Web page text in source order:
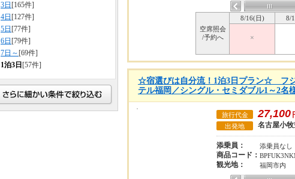
3日 [165件]
4日 [127件]
5日 [77件]
6日 [79件]
7日～ [69件]
1泊3日 [57件]
空席照会
/予約へ
8/16(日) 8/
×
☆宿選びは自分流！1泊3日プラン☆ フ
テル福岡／シングル・セミダブル1～2名
旅行代金 27,100
出発地 名古屋小
添乗員： 添乗員なし
商品コード：
観光地： 福岡市内